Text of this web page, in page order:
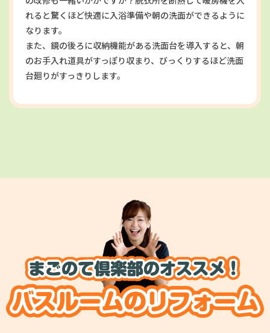
れると驚くほど快適に入浴準備や朝の洗面ができるように
なります。
また、鏡の後ろに収納機能がある洗面台を導入すると、朝
のお手入れ道具がすっぽり収まり、びっくりするほど洗面
台廻りがすっきりします。